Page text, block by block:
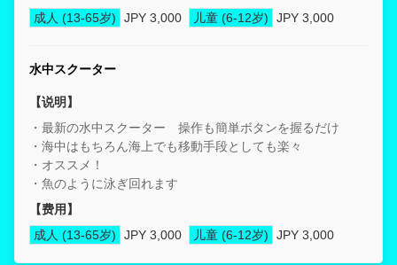
成人 (13-65岁) JPY 3,000 儿童 (6-12岁) JPY 3,000
水中スクーター
【说明】
・最新の水中スクーター 操作も簡単ボタンを握るだけ
・海中はもちろん海上でも移動手段としても楽々
・オススメ！
・魚のように泳ぎ回れます
【费用】
成人 (13-65岁)
JPY 3,000 儿童 (6-12岁) JPY 3,000